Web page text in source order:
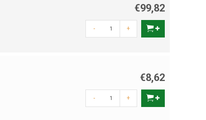
€99,82
- +
€8,62
- +